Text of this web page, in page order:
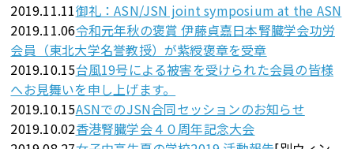
2019.11.11御礼：ASN/JSN joint symposium at the ASN
2019.11.06令和元年秋の褒賞 伊藤貞嘉日本腎臓学会功労
会員（東北大学名誉教授）が紫綬褒章を受章
2019.10.15台風19号による被害を受けられた会員の皆様
へお見舞いを申し上げます。
2019.10.15ASNでのJSN合同セッションのお知らせ
2019.10.02香港腎臓学会４０周年記念大会